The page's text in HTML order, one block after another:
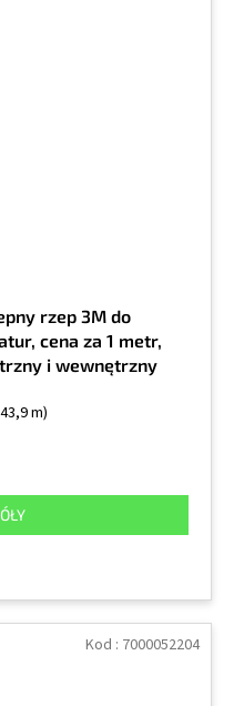
rzep 3M do
cena za 1 metr,
i wewnętrzny
m)
Kod : 7000052204